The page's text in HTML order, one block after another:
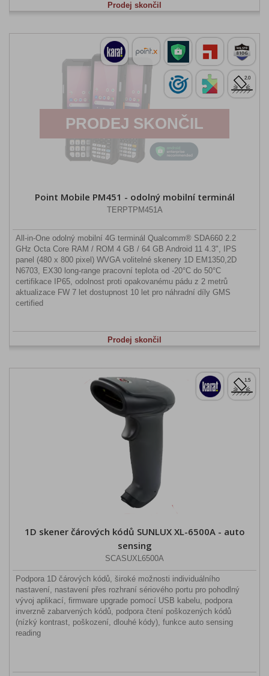
Prodej skončil
PRODEJ SKONČIL
Point Mobile PM451 - odolný mobilní terminál
TERPTPM451A
All-in-One odolný mobilní 4G terminál Qualcomm® SDA660 2.2
GHz Octa Core RAM / ROM 4 GB / 64 GB Android 11 4.3", IPS
panel (480 x 800 pixel) WVGA volitelné skenery 1D EM1350,2D
N6703, EX30 long-range pracovní teplota od -20°C do 50°C
certifikace IP65, odolnost proti opakovanému pádu z 2 metrů
aktualizace FW 7 let dostupnost 10 let pro náhradní díly GMS
certified
Prodej skončil
1D skener čárových kódů SUNLUX XL-6500A - auto
sensing
SCASUXL6500A
Podpora 1D čárových kódů, široké možnosti individuálního
nastavení, nastavení přes rozhraní sériového portu pro pohodlný
vývoj aplikací, firmware upgrade pomocí USB kabelu, podpora
inverzně zabarvených kódů, podpora čtení poškozených kódů
(nízký kontrast, poškození, dlouhé kódy), funkce auto sensing
reading